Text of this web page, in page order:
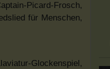
Picard-Frosch,
für Menschen,
Glockenspiel,